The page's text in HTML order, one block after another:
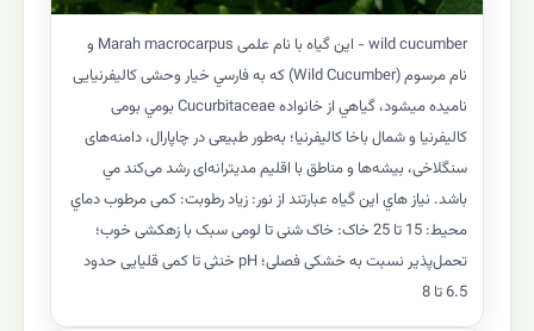
wild cucumber - این گیاه با نام علمی Marah macrocarpus و
نام مرسوم (Wild Cucumber) که به فارسي خیار وحشی کالیفرنیایی
ناميده ميشود، گياهي از خانواده Cucurbitaceae بومي بومی
کالیفرنیا و شمال باخا کالیفرنیا؛ به‌طور طبیعی در چاپارال، دامنه‌های
سنگلاخی، بیشه‌ها و مناطق با اقلیم مدیترانه‌ای رشد می‌کند مي
باشد. نياز هاي اين گياه عبارتند از نور: زیاد رطوبت: کمی مرطوب دماي
محيط: 15 تا 25 خاک: خاک شنی تا لومی سبک با زهکشی خوب؛
تحمل‌پذیر نسبت به خشکی فصلی؛ pH خنثی تا کمی قلیایی حدود
6.5 تا 8